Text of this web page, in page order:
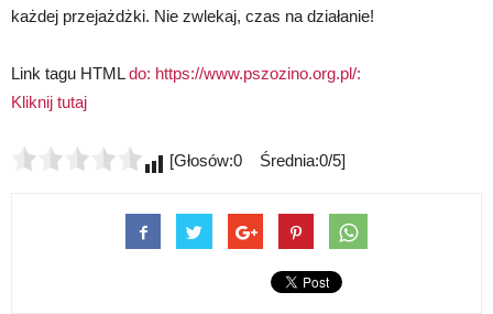
każdej przejażdżki. Nie zwlekaj, czas na działanie!
Link tagu HTMLdo: https://www.pszozino.org.pl/:
Kliknij tutaj
[Głosów:0 Średnia:0/5]